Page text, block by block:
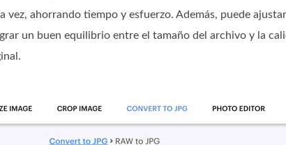
ahorrando tiempo y esfuerzo. Además, puede
un buen equilibrio entre el tamaño del archivo y la